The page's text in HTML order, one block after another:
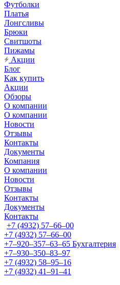
Футболки
Платья
Лонгсливы
Брюки
Свитшоты
Пижамы
Акции
Блог
Как купить
Акции
Обзоры
О компании
О компании
Новости
Отзывы
Контакты
Документы
Компания
О компании
Новости
Отзывы
Контакты
Документы
Контакты
+7 (4932) 57‒66‒00
+7 (4932) 57‒66‒00
+7‒920‒357‒63‒65 Бухгалтерия
+7‒930‒350‒83‒97
+7 (4932) 58‒95‒16
+7 (4932) 41‒91‒41